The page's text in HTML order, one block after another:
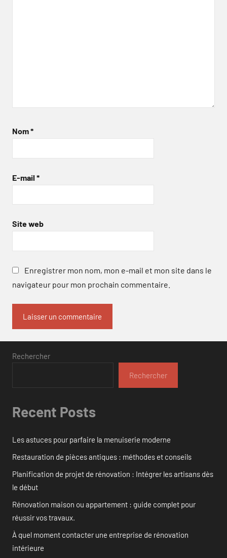
Nom*
E-mail *
Site web
Enregistrer mon nom, mon e-mail et mon site dans le
navigateur pour mon prochain commentaire.
Rechercher
Rechercher
Recent Posts
Les astuces pour parfaire la menuiserie moderne
Restauration de pièces antiques : méthodes et conseils
Planification de projet de rénovation : Intégrer les artisans dès
le début
Rénovation maison ou appartement : guide complet pour
réussir vos travaux.
À quel moment contacter une entreprise de rénovation
intérieure